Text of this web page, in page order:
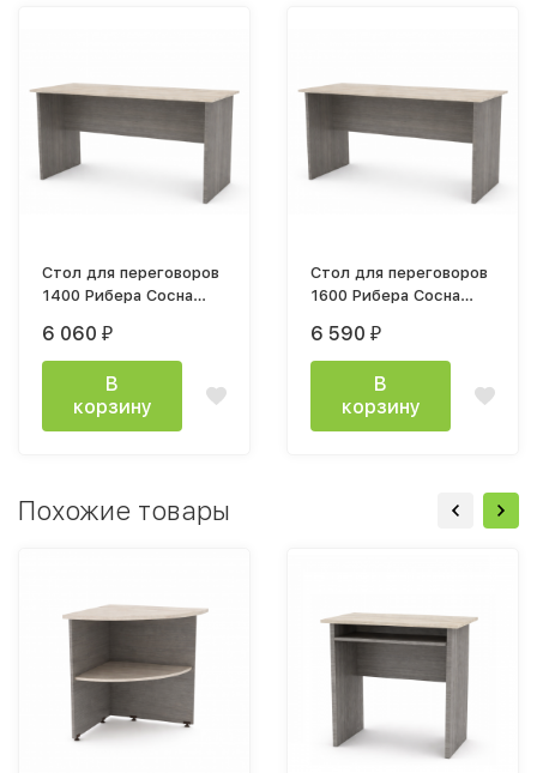
Стол для переговоров
1400 Рибера Сосна
Фасад: Ватервуд
6 060 ₽
В
корзину
Стол для переговоров
1600 Рибера Сосна
Ватервуд
6 590 ₽
В
корзину
Похожие товары